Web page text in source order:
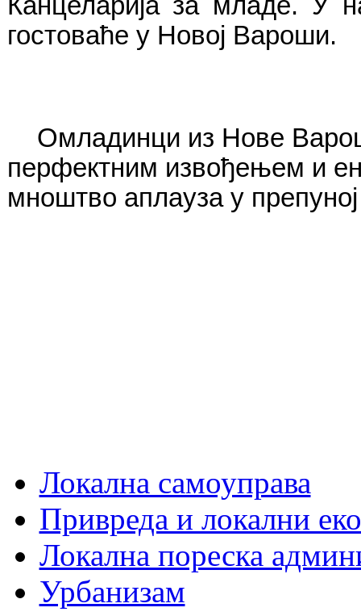
гостоваће у Новој Вароши.
Омладинци из Нове
перфектним извођењем и
мноштво аплауза у
Локална самоуправа
Привреда и локални
Локална пореска
Урбанизам